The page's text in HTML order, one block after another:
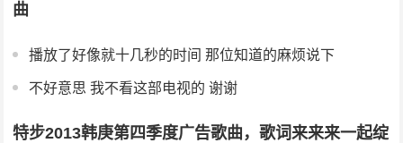
曲
播放了好像就十几秒的时间 那位知道的麻烦说下
不好意思 我不看这部电视的 谢谢
特步2013韩庚第四季度广告歌曲，歌词来来来一起绽